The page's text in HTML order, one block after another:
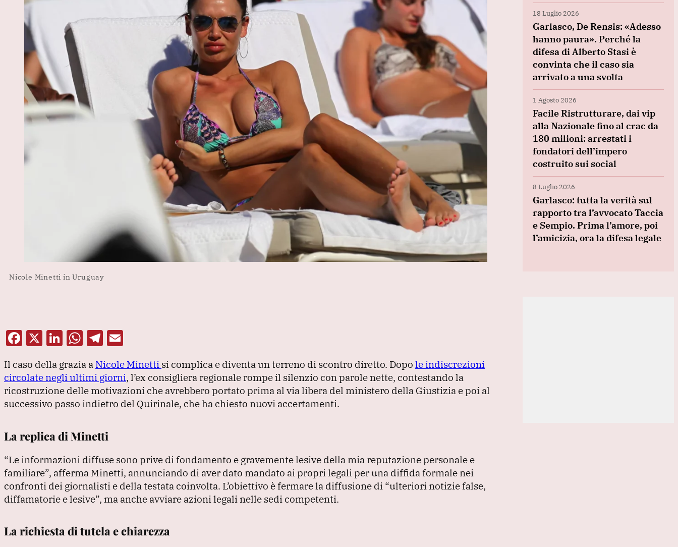
Nicole Minetti in Uruguay
F
c
e
b
o
k
X Li
k
e
dI
W
at
s
A
p
T
e
gr
a
ai
l
Il caso della grazia a Nicole Minetti si complica e diventa un terreno di scontro diretto. Dopo le indiscrezioni
circolate negli ultimi giorni, l’ex consigliera regionale rompe il silenzio con parole nette, contestando la
ricostruzione delle motivazioni che avrebbero portato prima al via libera del ministero della Giustizia e poi al
successivo passo indietro del Quirinale, che ha chiesto nuovi accertamenti.
La replica di Minetti
“Le informazioni diffuse sono prive di fondamento e gravemente lesive della mia reputazione personale e
familiare”, afferma Minetti, annunciando di aver dato mandato ai propri legali per una diffida formale nei
confronti dei giornalisti e della testata coinvolta. L’obiettivo è fermare la diffusione di “ulteriori notizie false,
diffamatorie e lesive”, ma anche avviare azioni legali nelle sedi competenti.
La richiesta di tutela e chiarezza
18 Luglio 2026
Garlasco, De Rensis: «Adesso
hanno paura». Perché la
difesa di Alberto Stasi è
convinta che il caso sia
arrivato a una svolta
1 Agosto 2026
Facile Ristrutturare, dai vip
alla Nazionale fino al crac da
180 milioni: arrestati i
fondatori dell’impero
costruito sui social
8 Luglio 2026
Garlasco: tutta la verità sul
rapporto tra l’avvocato Taccia
e Sempio. Prima l’amore, poi
l’amicizia, ora la difesa legale